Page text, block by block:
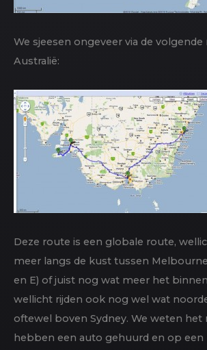
We sjeesen ongeveer via de
Australië:
Deze route is een globale route,
meer langs de kust tussen
en E) of juist nog wat meer het
wellicht rijden ook nog wel wat
oftewel boven Sydney. We weten het
hebben een auto gehuurd en op een